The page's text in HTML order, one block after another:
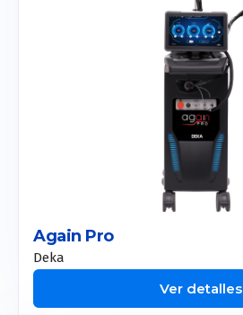
Equipo de rayos X Vet
Detectores digitales Vet
Again Pro
Deka
Ver detalles